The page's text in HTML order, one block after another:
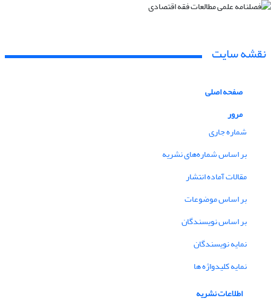
نقشه سایت
صفحه اصلی
مرور
شماره جاری
بر اساس شماره‌های نشریه
مقالات آماده انتشار
بر اساس موضوعات
بر اساس نویسندگان
نمایه نویسندگان
نمایه کلیدواژه ها
اطلاعات نشریه